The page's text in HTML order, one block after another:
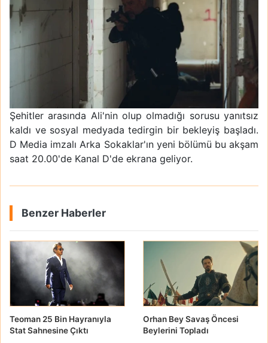
Şehitler arasında Ali'nin olup olmadığı sorusu yanıtsız
kaldı ve sosyal medyada tedirgin bir bekleyiş başladı.
D Media imzalı Arka Sokaklar'ın yeni bölümü bu akşam
saat 20.00'de Kanal D'de ekrana geliyor.
Benzer Haberler
Teoman 25 Bin Hayranıyla
Stat Sahnesine Çıktı
Orhan Bey Savaş Öncesi
Beylerini Topladı